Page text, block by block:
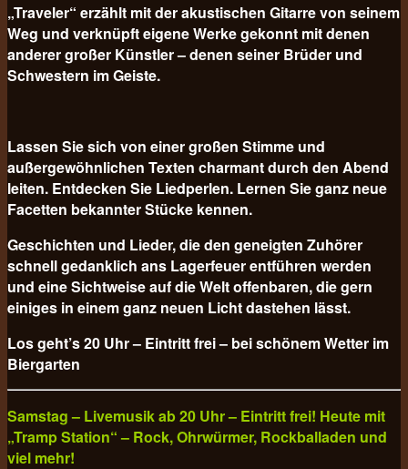
„Traveler“ erzählt mit der akustischen Gitarre von seinem
Weg und verknüpft eigene Werke gekonnt mit denen
anderer großer Künstler – denen seiner Brüder und
Schwestern im Geiste.
Lassen Sie sich von einer großen Stimme und
außergewöhnlichen Texten charmant durch den Abend
leiten. Entdecken Sie Liedperlen. Lernen Sie ganz neue
Facetten bekannter Stücke kennen.
Geschichten und Lieder, die den geneigten Zuhörer
schnell gedanklich ans Lagerfeuer entführen werden
und eine Sichtweise auf die Welt offenbaren, die gern
einiges in einem ganz neuen Licht dastehen lässt.
Los geht’s 20 Uhr – Eintritt frei – bei schönem Wetter im
Biergarten
Samstag – Livemusik ab 20 Uhr – Eintritt frei! Heute mit
„Tramp Station“ – Rock, Ohrwürmer, Rockballaden und
viel mehr!